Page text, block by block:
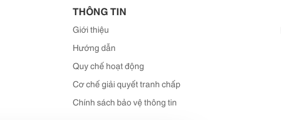
THÔNG TIN
Giới thiệu
Hướng dẫn
Quy chế hoạt động
Cơ chế giải quyết tranh chấp
Chính sách bảo vệ thông tin